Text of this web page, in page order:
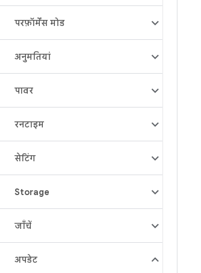
परफ़ॉर्मेंस मोड
अनुमतियां
पावर
रनटाइम
सेटिंग
Storage
जाँचें
अपडेट